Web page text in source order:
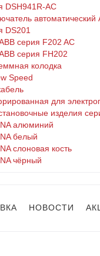
DSH941R-AC
DS201
серия F202 AC
серия FH202
колодка
Speed
для
изделия
алюминий
белый
слоновая кость
чёрный
НОВОСТИ